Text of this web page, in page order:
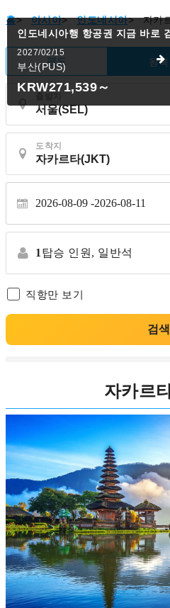
홈> 아시아> 인도네시아> 자카
편도 왕복
도착지
2026-08-09 2026-08-11
1 탑승 인원, 일반석
직항만 보기
검색
인도네시아행 항공권 지금 바로
2027/02/15
부산(PUS)
KRW271,539～
자카르